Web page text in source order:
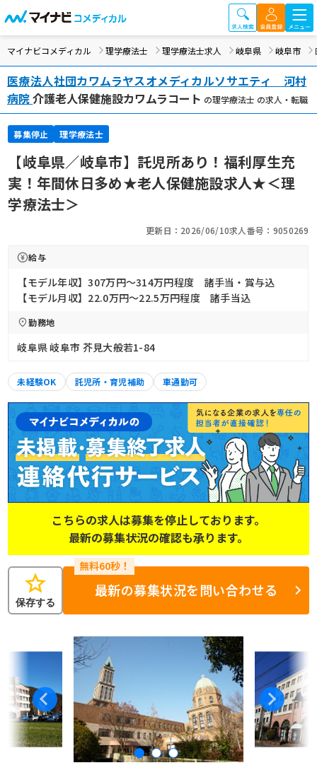
マイナビコメディカル 理学療法士 理学療法士求人 岐阜県 岐阜市
医療法人社団カワムラヤスオメディカルソサエティ 河村
病院介護老人保健施設カワムラコート の理学療法士 の求人・転職
募集停止 理学療法士
【岐阜県／岐阜市】託児所あり！福利厚生充
実！年間休日多め★老人保健施設求人★＜理
学療法士＞
更新日：2026/06/10求人番号：9050269
給与
【モデル年収】307万円〜314万円程度 諸手当・賞与込
【モデル月収】22.0万円〜22.5万円程度 諸手当込
勤務地
岐阜県 岐阜市 芥見大般若1-84
未経験OK 託児所・育児補助 車通勤可
こちらの求人は募集を停止しております。
最新の募集状況の確認も承ります。
star
保存する
最新の募集状況を問い合わせる